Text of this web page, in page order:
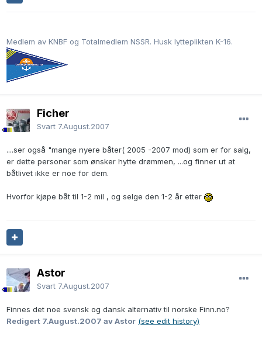
Medlem av KNBF og Totalmedlem NSSR. Husk lytteplikten K-16.
Ficher
Svart 7.August.2007
....ser også "mange nyere båter( 2005 -2007 mod) som er for salg,
er dette personer som ønsker hytte drømmen, ...og finner ut at
båtlivet ikke er noe for dem.
Hvorfor kjøpe båt til 1-2 mil , og selge den 1-2 år etter
Astor
Svart 7.August.2007
Finnes det noe svensk og dansk alternativ til norske Finn.no?
Redigert 7.August.2007 av Astor (see edit history)